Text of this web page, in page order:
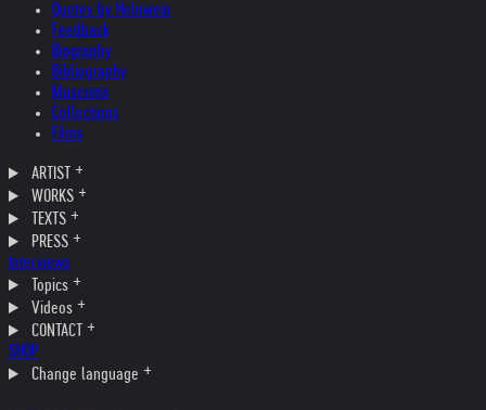
Quotes by Helnwein
Feedback
Biography
Bibliography
Museums
Collections
Films
ARTIST
WORKS
TEXTS
PRESS
Interviews
Topics
Videos
CONTACT
SHOP
Change language